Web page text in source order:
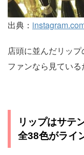
出典：
店頭に並んだリッ
ファンなら見ている
リップはサテ
全38色がライ